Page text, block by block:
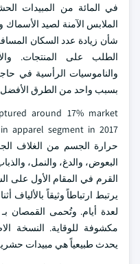
الملابس الآمنة لصيد الأسماك
شأن زيادة عدد السكان
الطلب على المنتجات.
والناموسيات الرأسية في
بسبب واحد من الطرق الأفضل
around 17% market
حرارة الجسم من الغلاف
البعوض، والدغ، والنمل،
القرم في المقام الأول على
يرتبط ارتباطاً وثيقاً بالألياف
لعدة أيام. وتُحمى القمصان
مكشوفة للوقاية. النسخة
يحدث طبيعياً هي مبيدات